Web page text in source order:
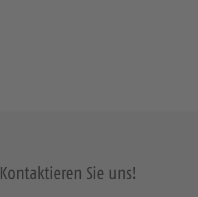
Kontaktieren Sie uns!